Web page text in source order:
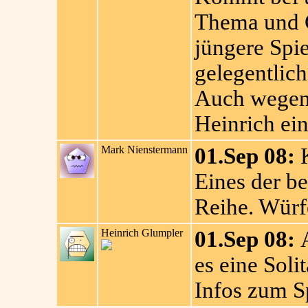
Thema und
jüngere
Auch
Heinrich
Mark Nienstermann 01.Sep 08:
Eines der
Reihe.
Heinrich Glumpler 01.Sep 08:
es eine
Infos zum